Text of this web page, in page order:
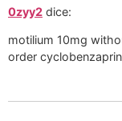
0zyy2 dice:
motilium 10mg
order